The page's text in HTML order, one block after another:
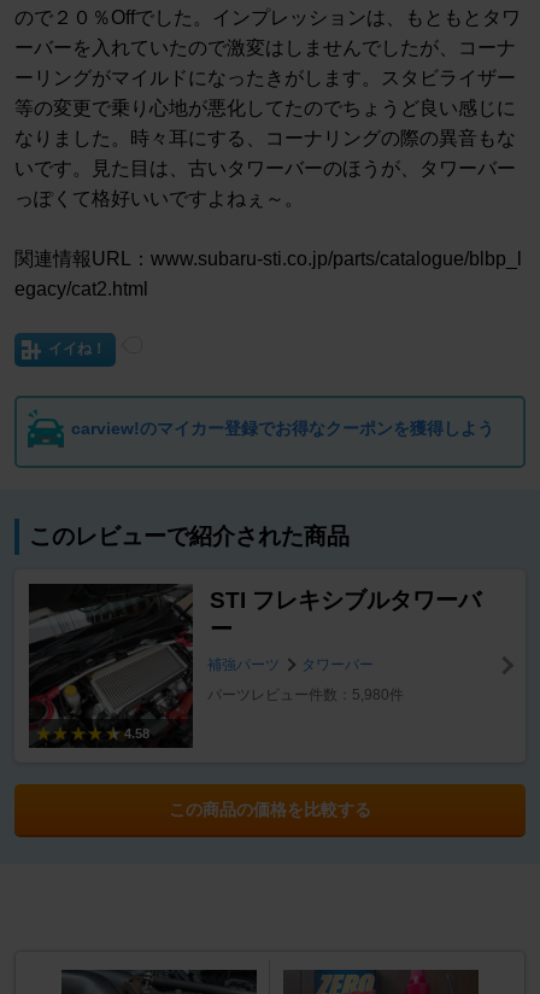
ので２０％Offでした。インプレッションは、もともとタワ
ーバーを入れていたので激変はしませんでしたが、コーナ
ーリングがマイルドになったきがします。スタビライザー
等の変更で乗り心地が悪化してたのでちょうど良い感じに
なりました。時々耳にする、コーナリングの際の異音もな
いです。見た目は、古いタワーバーのほうが、タワーバー
っぽくて格好いいですよねぇ～。
関連情報URL：www.subaru-sti.co.jp/parts/catalogue/blbp_l
egacy/cat2.html
イイね！
carview!のマイカー登録でお得なクーポンを獲得しよう
このレビューで紹介された商品
4.58
STI フレキシブルタワーバ
ー
補強パーツ
タワーバー
パーツレビュー件数：5,980件
この商品の価格を比較する